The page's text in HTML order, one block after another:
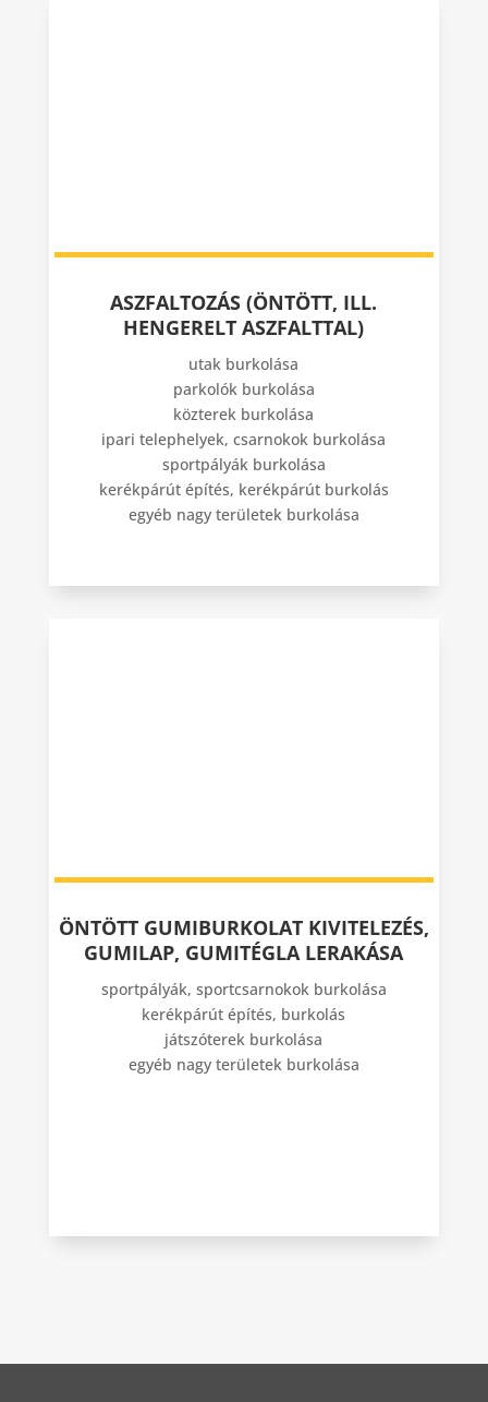
ASZFALTOZÁS (ÖNTÖTT, ILL.
HENGERELT ASZFALTTAL)
utak burkolása
parkolók burkolása
közterek burkolása
ipari telephelyek, csarnokok burkolása
sportpályák burkolása
kerékpárút építés, kerékpárút burkolás
egyéb nagy területek burkolása
ÖNTÖTT GUMIBURKOLAT KIVITELEZÉS,
GUMILAP, GUMITÉGLA LERAKÁSA
sportpályák, sportcsarnokok burkolása
kerékpárút építés, burkolás
játszóterek burkolása
egyéb nagy területek burkolása